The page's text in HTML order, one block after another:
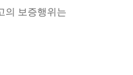
의 보증행위는